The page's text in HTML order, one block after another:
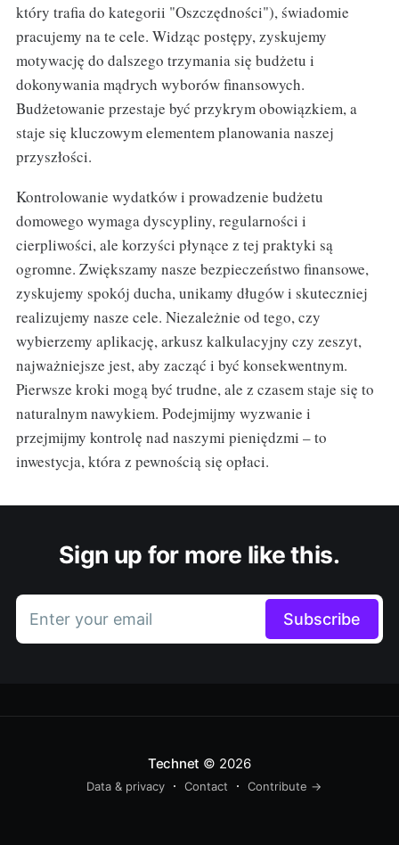
który trafia do kategorii "Oszczędności"), świadomie
pracujemy na te cele. Widząc postępy, zyskujemy
motywację do dalszego trzymania się budżetu i
dokonywania mądrych wyborów finansowych.
Budżetowanie przestaje być przykrym obowiązkiem, a
staje się kluczowym elementem planowania naszej
przyszłości.
Kontrolowanie wydatków i prowadzenie budżetu
domowego wymaga dyscypliny, regularności i
cierpliwości, ale korzyści płynące z tej praktyki są
ogromne. Zwiększamy nasze bezpieczeństwo finansowe,
zyskujemy spokój ducha, unikamy długów i skuteczniej
realizujemy nasze cele. Niezależnie od tego, czy
wybierzemy aplikację, arkusz kalkulacyjny czy zeszyt,
najważniejsze jest, aby zacząć i być konsekwentnym.
Pierwsze kroki mogą być trudne, ale z czasem staje się to
naturalnym nawykiem. Podejmijmy wyzwanie i
przejmijmy kontrolę nad naszymi pieniędzmi – to
inwestycja, która z pewnością się opłaci.
Sign up for more like this.
Enter your email Subscribe
Technet © 2026
Data & privacy Contact Contribute →